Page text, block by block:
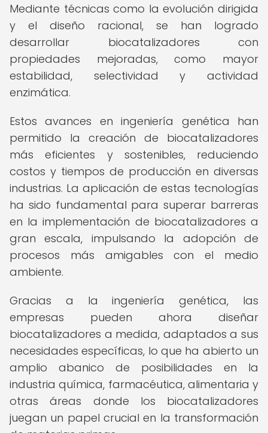
Mediante técnicas como la evolución dirigida
y el diseño racional, se han logrado
desarrollar biocatalizadores con
propiedades mejoradas, como mayor
estabilidad, selectividad y actividad
enzimática.
Estos avances en ingeniería genética han
permitido la creación de biocatalizadores
más eficientes y sostenibles, reduciendo
costos y tiempos de producción en diversas
industrias. La aplicación de estas tecnologías
ha sido fundamental para superar barreras
en la implementación de biocatalizadores a
gran escala, impulsando la adopción de
procesos más amigables con el medio
ambiente.
Gracias a la ingeniería genética, las
empresas pueden ahora diseñar
biocatalizadores a medida, adaptados a sus
necesidades específicas, lo que ha abierto un
amplio abanico de posibilidades en la
industria química, farmacéutica, alimentaria y
otras áreas donde los biocatalizadores
juegan un papel crucial en la transformación